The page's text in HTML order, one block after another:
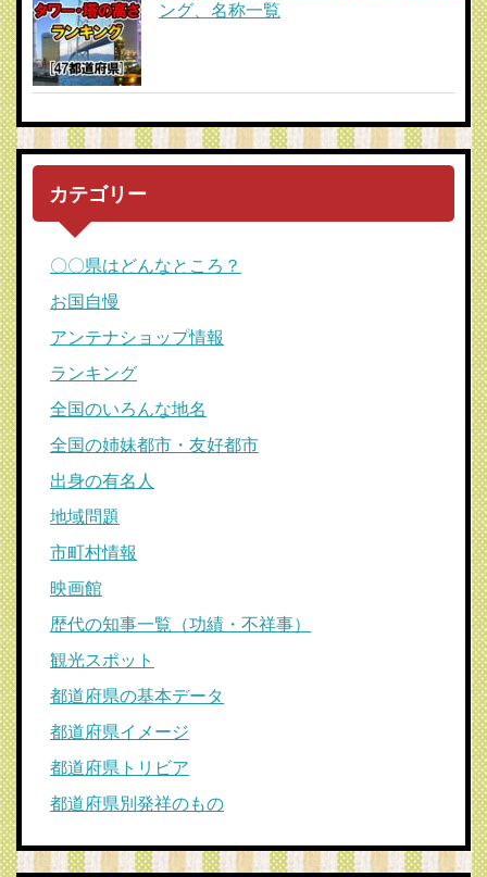
ング、名称一覧
カテゴリー
〇〇県はどんなところ？
お国自慢
アンテナショップ情報
ランキング
全国のいろんな地名
全国の姉妹都市・友好都市
出身の有名人
地域問題
市町村情報
映画館
歴代の知事一覧（功績・不祥事）
観光スポット
都道府県の基本データ
都道府県イメージ
都道府県トリビア
都道府県別発祥のもの